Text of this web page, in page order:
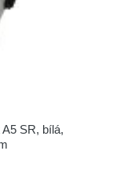
SR, bílá,